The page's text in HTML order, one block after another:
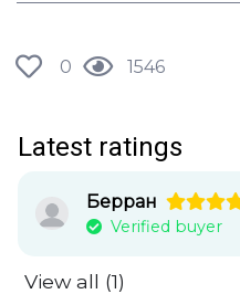
0 1546
Latest ratings
Берран
Verified buyer
View all (1)